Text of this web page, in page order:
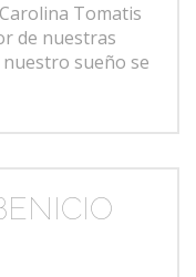
Tomatis
de nuestras
nuestro sueño se